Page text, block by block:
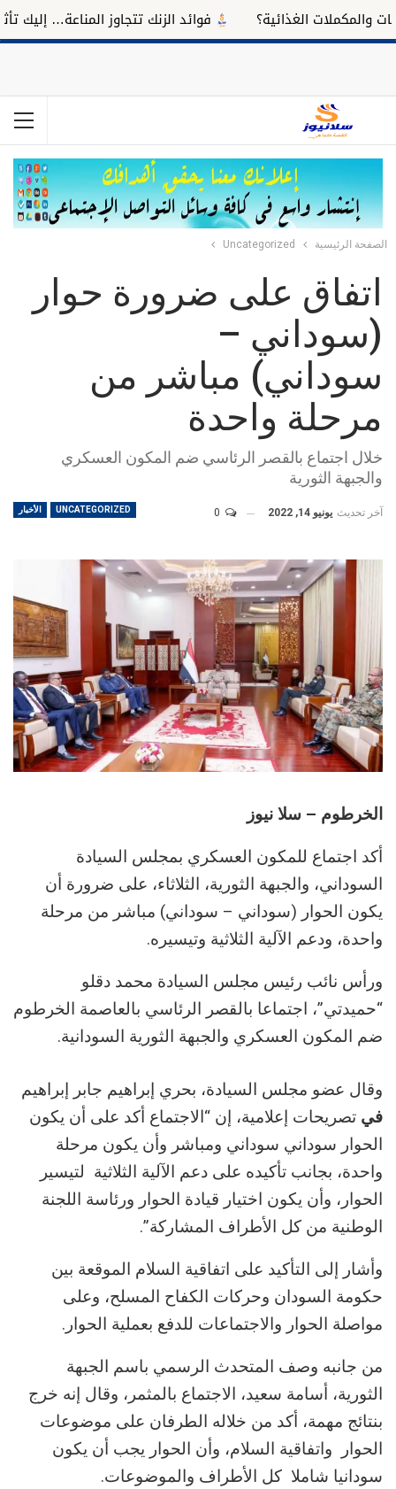
الغذائية؟ فوائد الزنك تتجاوز المناعة… إليك تأثيره
الصفحة الرئيسية Uncategorized
اتفاق على ضرورة حوار
(سوداني –
سوداني) مباشر من
مرحلة واحدة
خلال اجتماع بالقصر الرئاسي ضم المكون العسكري
والجبهة الثورية
UNCATEGORIZED الأخبار آخر تحديث يونيو 14, 2022
الخرطوم – سلا نيوز
أكد اجتماع للمكون العسكري بمجلس السيادة
السوداني، والجبهة الثورية، الثلاثاء، على ضرورة أن
يكون الحوار (سوداني – سوداني) مباشر من مرحلة
واحدة، ودعم الآلية الثلاثية وتيسيره.
ورأس نائب رئيس مجلس السيادة محمد دقلو
“حميدتي”، اجتماعا بالقصر الرئاسي بالعاصمة الخرطوم
ضم المكون العسكري والجبهة الثورية السودانية.
وقال عضو مجلس السيادة، بحري إبراهيم جابر إبراهيم
في تصريحات إعلامية، إن “الاجتماع أكد على أن يكون
الحوار سوداني سوداني ومباشر وأن يكون مرحلة
واحدة، بجانب تأكيده على دعم الآلية الثلاثية لتيسير
الحوار، وأن يكون اختيار قيادة الحوار ورئاسة اللجنة
الوطنية من كل الأطراف المشاركة”.
وأشار إلى التأكيد على اتفاقية السلام الموقعة بين
حكومة السودان وحركات الكفاح المسلح، وعلى
مواصلة الحوار والاجتماعات للدفع بعملية الحوار.
من جانبه وصف المتحدث الرسمي باسم الجبهة
الثورية، أسامة سعيد، الاجتماع بالمثمر، وقال إنه خرج
بنتائج مهمة، أكد من خلاله الطرفان على موضوعات
الحوار واتفاقية السلام، وأن الحوار يجب أن يكون
سودانيا شاملا كل الأطراف والموضوعات.